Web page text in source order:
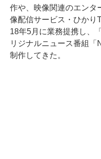
作や、映像関連のエンタ
像配信サービス・ひかり
18年5月に業務提携し、
リジナルニュース番組「
制作してきた。